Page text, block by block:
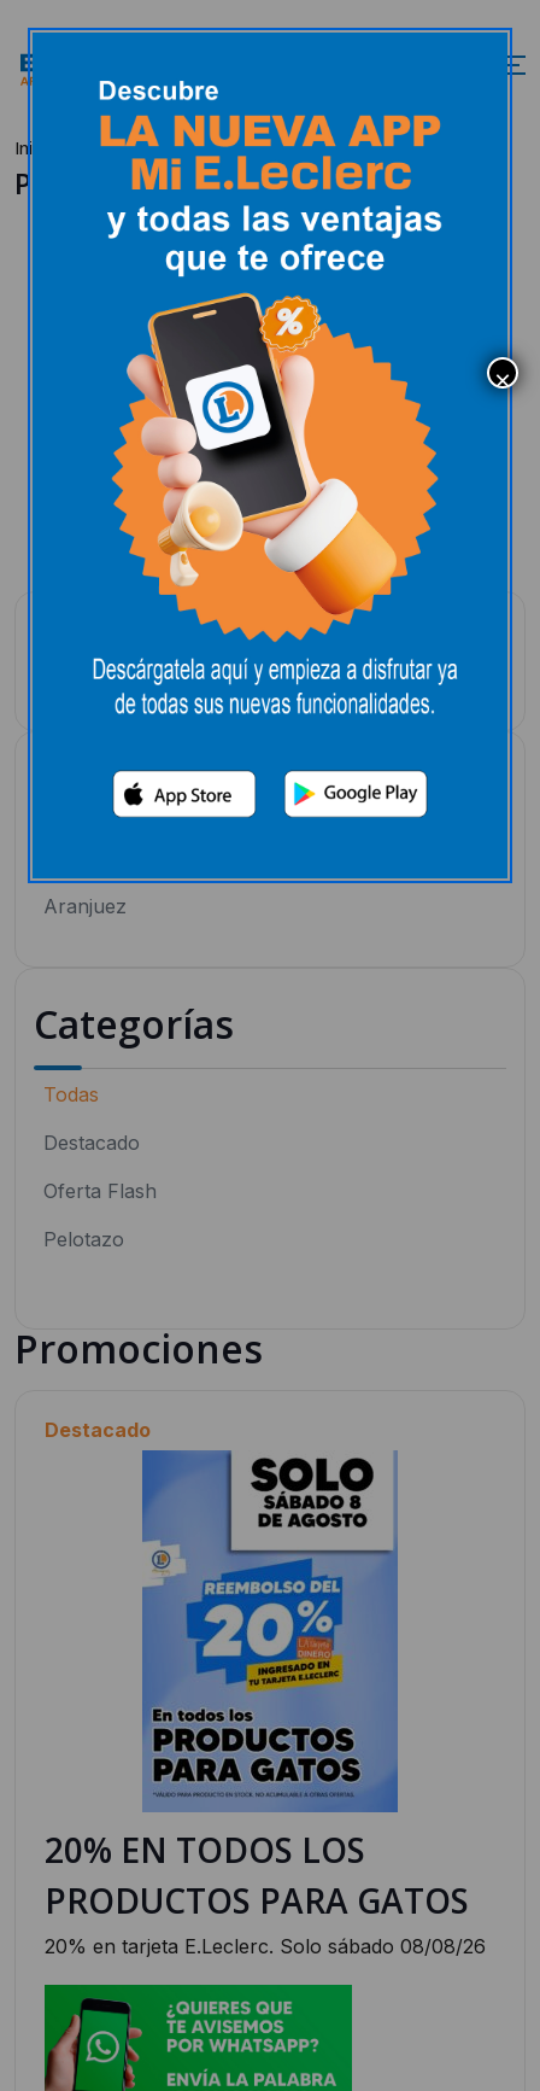
Inicio Promociones
Promociones
Promociones
Variedad de productos y
de ofertas
Estas son algunas de nuestras promociones
destacadas fuera de folleto.
Lista de la compra
Folletos
Aranjuez
Categorías
Destacado
Oferta Flash
Pelotazo
Todas
Promociones
Destacado
20% EN TODOS LOS
PRODUCTOS PARA GATOS
20% en tarjeta E.Leclerc. Solo sábado 08/08/26